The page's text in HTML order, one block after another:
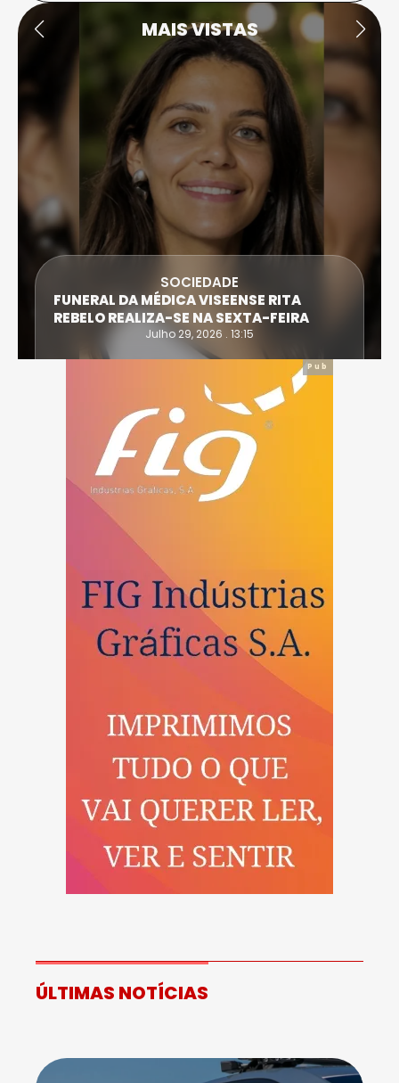
MAIS VISTAS
SOCIEDADE
FUNERAL DA MÉDICA VISEENSE RITA
REBELO REALIZA-SE NA SEXTA-FEIRA
Julho 29, 2026 . 13:15
Pub
ÚLTIMAS NOTÍCIAS